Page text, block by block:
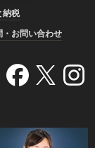
納税
・お問い合わせ